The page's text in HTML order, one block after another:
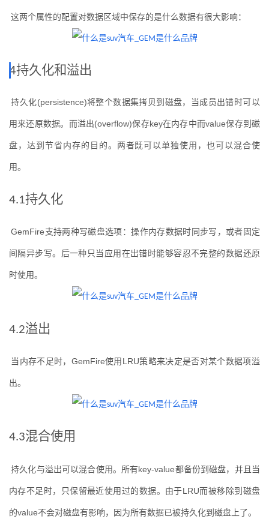
这两个属性的配置对数据区域中保存的是什么数据有很大影响：
4持久化和溢出
持久化(persistence)将整个数据集拷贝到磁盘，当成员出错时可以
用来还原数据。而溢出(overflow)保存key在内存中而value保存到磁
盘，达到节省内存的目的。两者既可以单独使用，也可以混合使
用。
4.1持久化
GemFire支持两种写磁盘选项：操作内存数据时同步写，或者固定
间隔异步写。后一种只当应用在出错时能够容忍不完整的数据还原
时使用。
4.2溢出
当内存不足时， GemFire使用 LRU策略来决定是否对某个数据项溢
出。
4.3混合使用
持久化与溢出可以混合使用。所有key-value都备份到磁盘，并且当
内存不足时，只保留最近使用过的数据。由于LRU而被移除到磁盘
的value不会对磁盘有影响，因为所有数据已被持久化到磁盘上了。